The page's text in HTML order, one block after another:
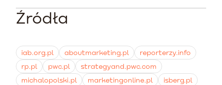
wejdzie na witrynę, co zdecydowanie podnosi
konwersję.
nowocześniejsze podejście, które wylicza realny zysk
brutto, uwzględniając nałożone na karmę marże,
Systemy oparte na AI w Google automatyzują
wysokim budżecie miesięcznym algorytmy potrafią
znacząco obniżyć koszt pozyskania klienta i poprawić
zwrot z całej inwestycji.
Źródła
iab.org.pl aboutmarketing.pl
reporterzy.info
rp.pl
pwc.pl
strategyand.pwc.com
michalopolski.pl
marketingonline.pl
isberg.pl